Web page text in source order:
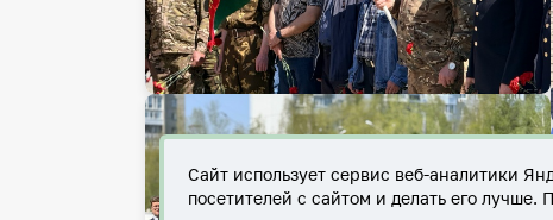
Сайт использует сервис веб-аналитики
посетителей с сайтом и делать его